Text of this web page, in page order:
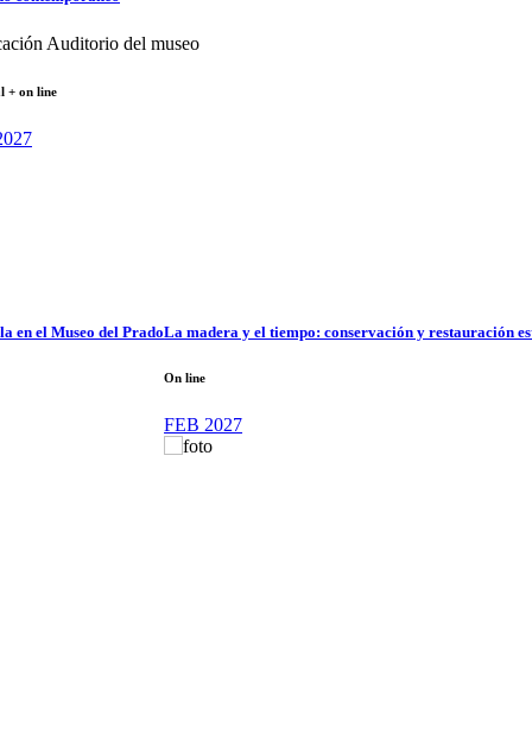
Auditorio del museo
+ on line
en el Museo del PradoLa madera y el tiempo: conservación y restauración
On line
FEB 2027